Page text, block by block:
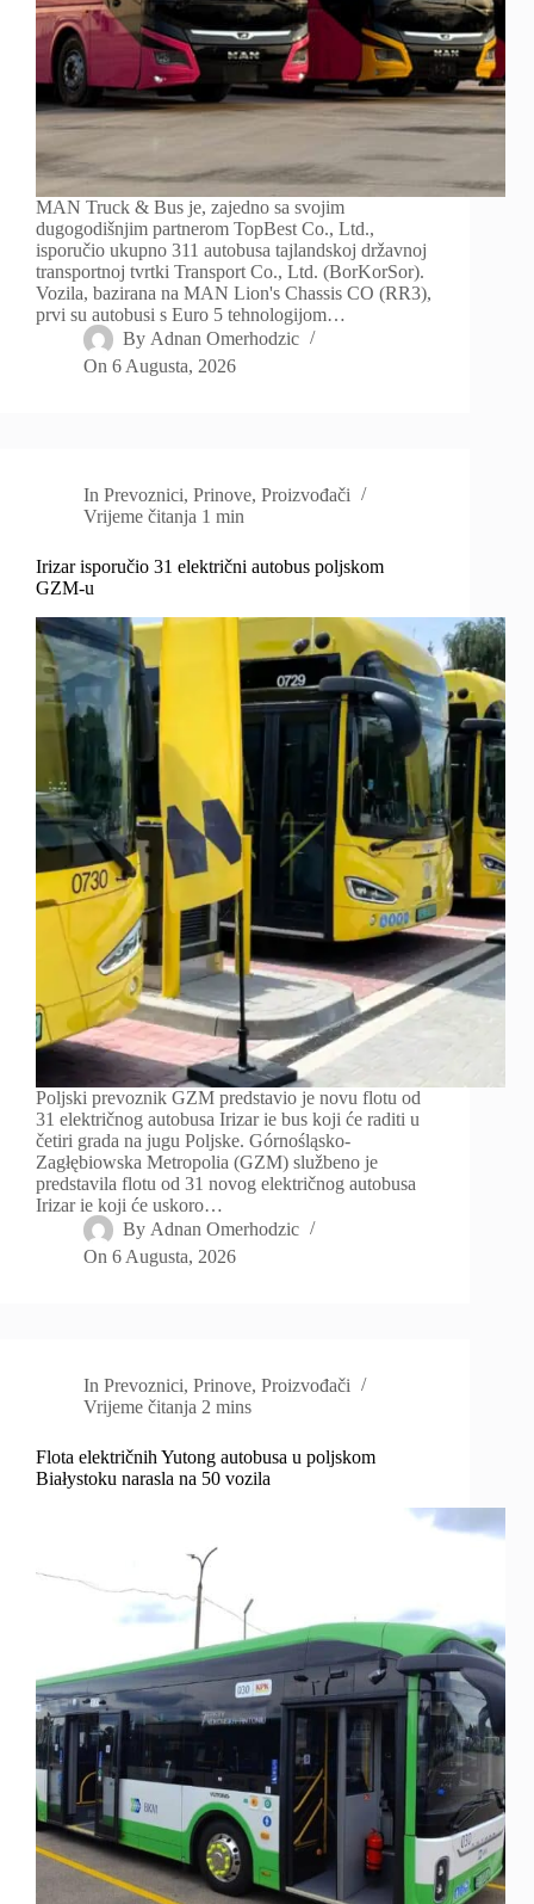
MAN Truck & Bus je, zajedno sa svojim
dugogodišnjim partnerom TopBest Co., Ltd.,
isporučio ukupno 311 autobusa tajlandskoj državnoj
transportnoj tvrtki Transport Co., Ltd. (BorKorSor).
Vozila, bazirana na MAN Lion's Chassis CO (RR3),
prvi su autobusi s Euro 5 tehnologijom…
By Adnan Omerhodzic
On 6 Augusta, 2026
In Prevoznici,Prinove,Proizvođači
Vrijeme čitanja 1 min
Irizar isporučio 31 električni autobus poljskom
GZM-u
Poljski prevoznik GZM predstavio je novu flotu od
31 električnog autobusa Irizar ie bus koji će raditi u
četiri grada na jugu Poljske. Górnośląsko-
Zagłębiowska Metropolia (GZM) službeno je
predstavila flotu od 31 novog električnog autobusa
Irizar ie koji će uskoro…
By Adnan Omerhodzic
On 6 Augusta, 2026
In Prevoznici,Prinove,Proizvođači
Vrijeme čitanja 2 mins
Flota električnih Yutong autobusa u poljskom
Białystoku narasla na 50 vozila